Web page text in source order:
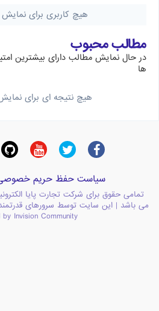
هیچ کاربری برای نمایش
مطالب محبوب
ها
هیچ نتیجه ای برای
سیاست حفظ حریم
تمامی حقوق برای شرکت تجارت پایا
می باشد | این سایت توسط سرورهای
by Invision Community